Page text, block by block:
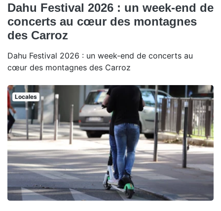
Dahu Festival 2026 : un week-end de
concerts au cœur des montagnes
des Carroz
Dahu Festival 2026 : un week-end de concerts au
cœur des montagnes des Carroz
Locales